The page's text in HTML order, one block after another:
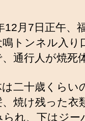
12月7日正午、
鳴トンネル入り
通行人が焼死
二十歳くらい
、焼け残った衣
られ、下はジー